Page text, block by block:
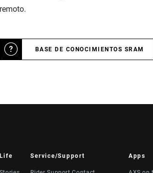
remoto.
BASE DE CONOCIMIENTOS SRAM
Life Service/Support Apps